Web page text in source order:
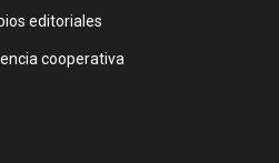
editoriales
cooperativa